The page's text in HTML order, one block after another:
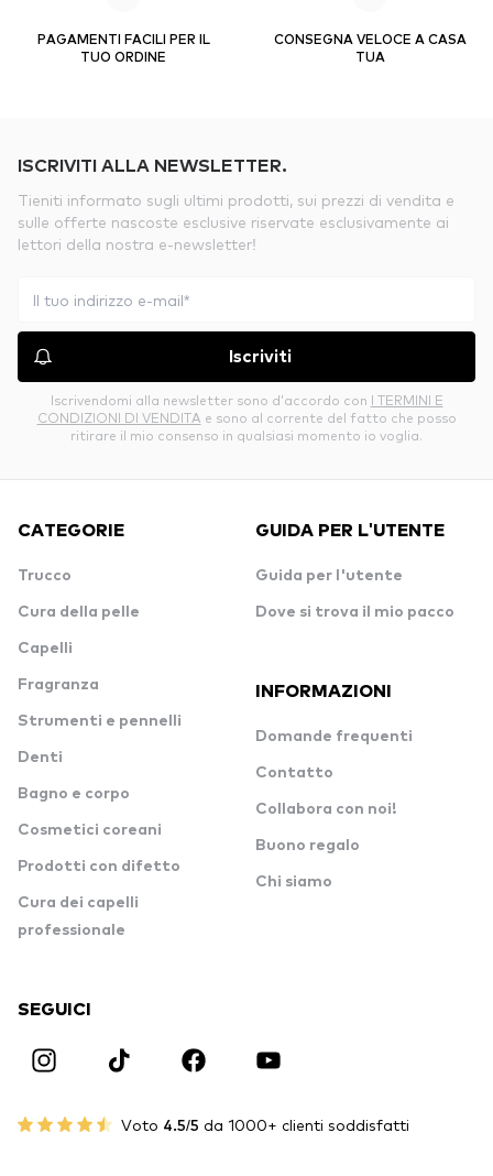
PAGAMENTI FACILI PER IL
TUO ORDINE
CONSEGNA VELOCE A CASA
TUA
ISCRIVITI ALLA NEWSLETTER.
Tieniti informato sugli ultimi prodotti, sui prezzi di vendita e
sulle offerte nascoste esclusive riservate esclusivamente ai
lettori della nostra e-newsletter!
Iscriviti
Iscrivendomi alla newsletter sono d’accordo con I TERMINI E
CONDIZIONI DI VENDITA e sono al corrente del fatto che posso
ritirare il mio consenso in qualsiasi momento io voglia.
CATEGORIE
Trucco
Cura della pelle
Capelli
Fragranza
Strumenti e pennelli
Denti
Bagno e corpo
Cosmetici coreani
Prodotti con difetto
Cura dei capelli
professionale
GUIDA PER L'UTENTE
Guida per l'utente
Dove si trova il mio pacco
INFORMAZIONI
Domande frequenti
Contatto
Collabora con noi!
Buono regalo
Chi siamo
SEGUICI
Voto 4.5/5 da 1000+ clienti soddisfatti